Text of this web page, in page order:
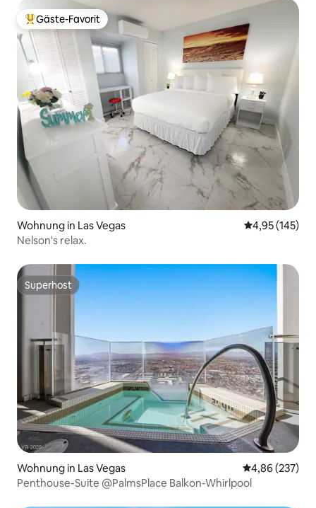
Beliebter Gäste-Favorit.
Gäste-Favorit
Wohnung in Las Vegas
4,95 (145)
Nelson's relax.
Superhost
Superhost
Wohnung in Las Vegas
4,86 (237)
Penthouse-Suite @PalmsPlace Balkon-Whirlpool